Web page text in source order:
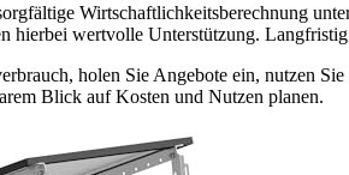
Wirtschaftlichkeitsberechnung
hierbei wertvolle Unterstützung.
holen Sie Angebote ein, nutzen
Blick auf Kosten und Nutzen planen.